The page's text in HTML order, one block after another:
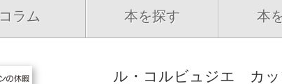
コラム 本を探す 本
ル・コルビュジエ カッ